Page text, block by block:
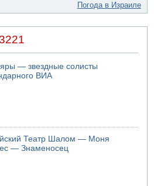
с Йоавом ЭлиасиПогода в Израиле
— звездные солисты
ВИА
Театр Шалом — Моня
— Знаменосец